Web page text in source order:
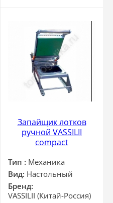
Запайщик лотков
ручной VASSILII
compact
Тип : Механика
Вид: Настольный
Бренд:
VASSILII (Китай-Россия)